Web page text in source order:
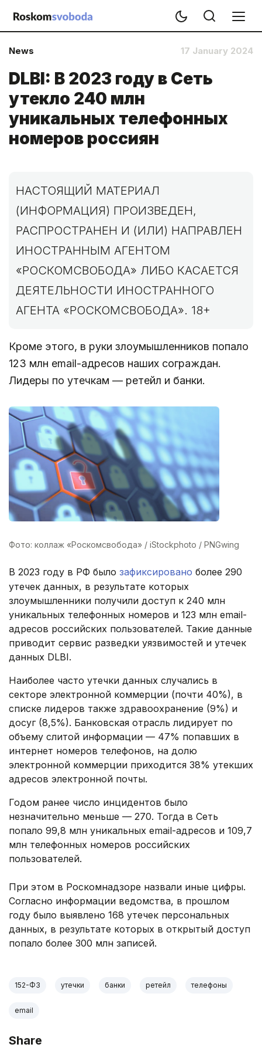
News 17 January 2024
DLBI: В 2023 году в Сеть
утекло 240 млн
уникальных телефонных
номеров россиян
НАСТОЯЩИЙ МАТЕРИАЛ
(ИНФОРМАЦИЯ) ПРОИЗВЕДЕН,
РАСПРОСТРАНЕН И (ИЛИ) НАПРАВЛЕН
ИНОСТРАННЫМ АГЕНТОМ
«РОСКОМСВОБОДА» ЛИБО КАСАЕТСЯ
ДЕЯТЕЛЬНОСТИ ИНОСТРАННОГО
АГЕНТА «РОСКОМСВОБОДА». 18+
Кроме этого, в руки злоумышленников попало
123 млн email-адресов наших сограждан.
Лидеры по утечкам — ретейл и банки.
Фото: коллаж «Роскомсвобода» / iStockphoto / PNGwing
В 2023 году в РФ было зафиксировано более 290
утечек данных, в результате которых
злоумышленники получили доступ к 240 млн
уникальных телефонных номеров и 123 млн email-
адресов российских пользователей. Такие данные
приводит сервис разведки уязвимостей и утечек
данных DLBI.
Наиболее часто утечки данных случались в
секторе электронной коммерции (почти 40%), в
списке лидеров также здравоохранение (9%) и
досуг (8,5%). Банковская отрасль лидирует по
объему слитой информации — 47% попавших в
интернет номеров телефонов, на долю
электронной коммерции приходится 38% утекших
адресов электронной почты.
Годом ранее число инцидентов было
незначительно меньше — 270. Тогда в Сеть
попало 99,8 млн уникальных email-адресов и 109,7
млн телефонных номеров российских
пользователей.
При этом в Роскомнадзоре назвали иные цифры.
Согласно информации ведомства, в прошлом
году было выявлено 168 утечек персональных
данных, в результате которых в открытый доступ
попало более 300 млн записей.
152-ФЗ утечки банки ретейл телефоны
email
Share